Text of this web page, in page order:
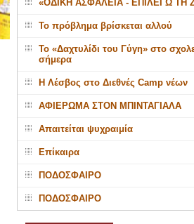
«ΟΔΙΚΗ ΑΣΦΑΛΕΙΑ - ΕΠΙΛΕΓΩ ΤΗ
Το πρόβλημα βρίσκεται αλλού
Το «Δαχτυλίδι του Γύγη» στο
σήμερα
Η Λέσβος στο Διεθνές Camp νέων
ΑΦΙΕΡΩΜΑ ΣΤΟΝ ΜΠΙΝΤΑΓΙΑΛΑ
Απαιτείται ψυχραιμία
Επίκαιρα
ΠΟΔΟΣΦΑΙΡΟ
ΠΟΔΟΣΦΑΙΡΟ